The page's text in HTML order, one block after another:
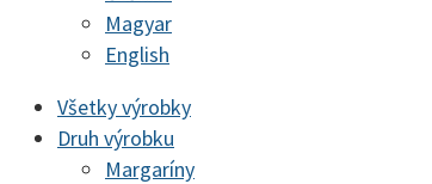
Magyar
English
Všetky výrobky
Druh výrobku
Margaríny